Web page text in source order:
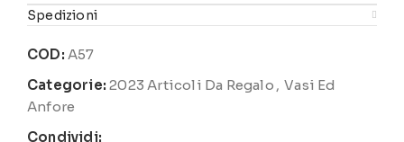
Spedizioni
COD: A57
Categorie: 2023 Articoli Da Regalo , Vasi Ed
Anfore
Condividi: